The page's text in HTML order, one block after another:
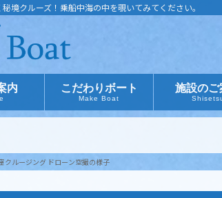
境クルーズ！乗船中海の中を覗いてみてください。
内 こだわりボート
Make Boat
施設のご
クルージング ドローン空撮の様子